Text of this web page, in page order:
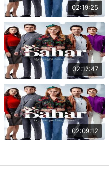
02:19:25
02:12:47
02:09:12